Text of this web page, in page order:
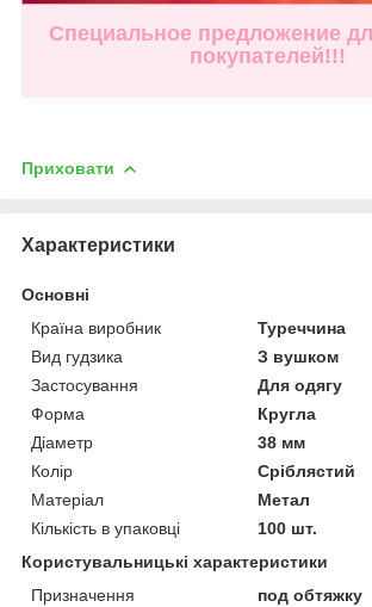
Специальное предложение
покупателей!!!
Приховати
Характеристики
Основні
Країна виробник
Туреччина
Вид гудзика
З вушком
Застосування
Для одягу
Форма
Кругла
Діаметр
38 мм
Колір
Сріблястий
Матеріал
Метал
Кількість в упаковці
100 шт.
Користувальницькі характеристики
Призначення
под обтяжку